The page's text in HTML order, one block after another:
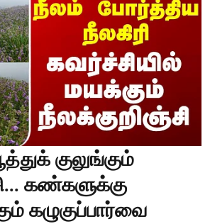
குலுங்கும்
கண்களுக்கு
கழுகுப்பார்வை